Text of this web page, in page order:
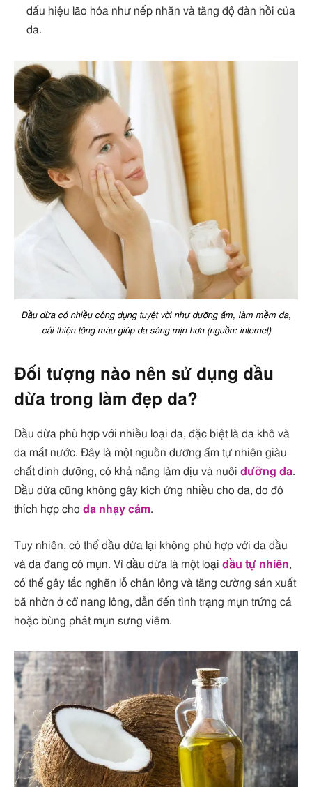
dấu hiệu lão hóa như nếp nhăn và tăng độ đàn hồi của
da.
Dầu dừa có nhiều công dụng tuyệt vời như dưỡng ẩm, làm mềm da,
cải thiện tông màu giúp da sáng mịn hơn (nguồn: internet)
Đối tượng nào nên sử dụng dầu
dừa trong làm đẹp da?
Dầu dừa phù hợp với nhiều loại da, đặc biệt là da khô và
da mất nước. Đây là một nguồn dưỡng ẩm tự nhiên giàu
chất dinh dưỡng, có khả năng làm dịu và nuôi dưỡng da.
Dầu dừa cũng không gây kích ứng nhiều cho da, do đó
thích hợp cho da nhạy cảm.
Tuy nhiên, có thể dầu dừa lại không phù hợp với da dầu
và da đang có mụn. Vì dầu dừa là một loại dầu tự nhiên,
có thể gây tắc nghẽn lỗ chân lông và tăng cường sản xuất
bã nhờn ở cổ nang lông, dẫn đến tình trạng mụn trứng cá
hoặc bùng phát mụn sưng viêm.